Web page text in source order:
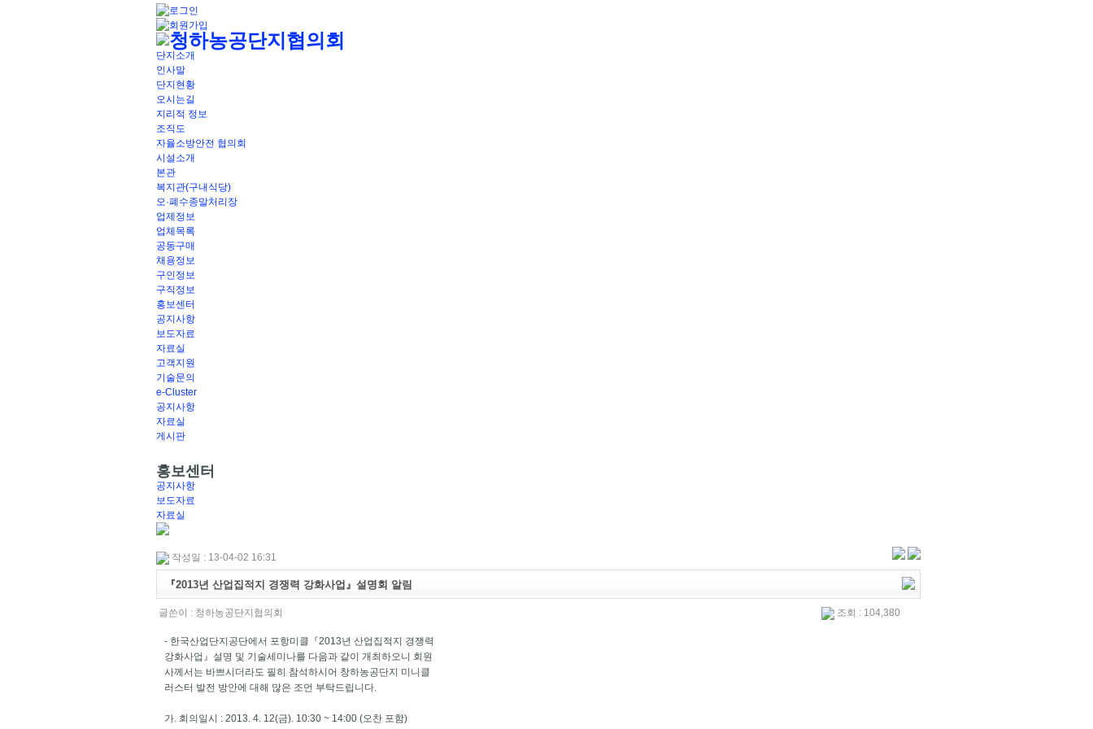
단지소개
인사말
단지현황
오시는길
지리적 정보
조직도
자율소방안전 협의회
시설소개
본관
복지관(구내식당)
오·폐수종말처리장
업제정보
업체목록
공동구매
채용정보
구인정보
구직정보
홍보센터
공지사항
보도자료
자료실
고객지원
기술문의
e-Cluster
공지사항
자료실
게시판
홍보센터
공지사항
보도자료
자료실
작성일 : 13-04-02 16:31
『2013년 산업집적지 경쟁력 강화사업』설명회 알림
글쓴이 : 청하농공단지협의회 조회 : 104,380
- 한국산업단지공단에서 포항미클『2013년 산업집적지 경쟁력
강화사업』설명 및 기술세미나를 다음과 같이 개최하오니 회원
사께서는 바쁘시더라도 필히 참석하시어 창하농공단지 미니클
러스터 발전 방안에 대해 많은 조언 부탁드립니다.
가. 회의일시 : 2013. 4. 12(금). 10:30 ~ 14:00 (오찬 포함)